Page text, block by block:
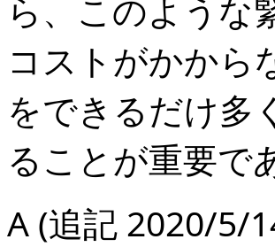
ら、このような
コストがかから
をできるだけ多
ることが重要で
A (追記 2020/5/